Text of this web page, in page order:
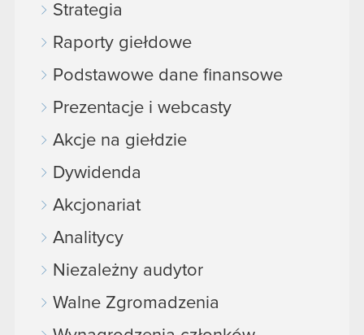
Strategia
Raporty giełdowe
Podstawowe dane finansowe
Prezentacje i webcasty
Akcje na giełdzie
Dywidenda
Akcjonariat
Analitycy
Niezależny audytor
Walne Zgromadzenia